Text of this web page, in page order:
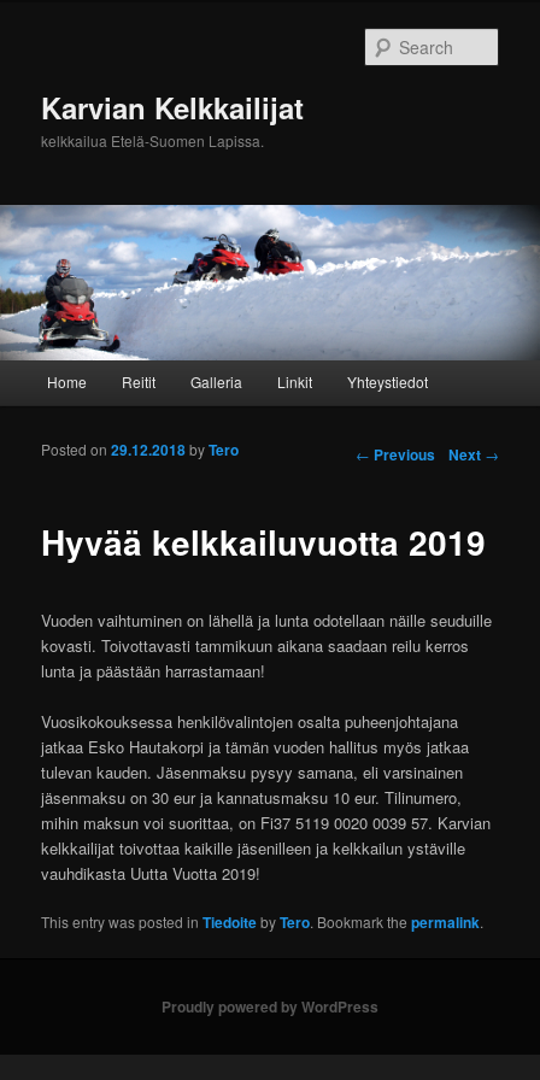
Karvian Kelkkailijat
kelkkailua Etelä-Suomen Lapissa.
Skip to primary content
Skip to secondary content
Home Reitit Galleria Linkit Yhteystiedot
Post navigation ← Previous Next →
Hyvää kelkkailuvuotta 2019
Posted on29.12.2018byTero
Vuoden vaihtuminen on lähellä ja lunta odotellaan näille seuduille
kovasti. Toivottavasti tammikuun aikana saadaan reilu kerros
lunta ja päästään harrastamaan!
Vuosikokouksessa henkilövalintojen osalta puheenjohtajana
jatkaa Esko Hautakorpi ja tämän vuoden hallitus myös jatkaa
tulevan kauden. Jäsenmaksu pysyy samana, eli varsinainen
jäsenmaksu on 30 eur ja kannatusmaksu 10 eur. Tilinumero,
mihin maksun voi suorittaa, on Fi37 5119 0020 0039 57. Karvian
kelkkailijat toivottaa kaikille jäsenilleen ja kelkkailun ystäville
vauhdikasta Uutta Vuotta 2019!
This entry was posted inTiedoitebyTero. Bookmark thepermalink.
Proudly powered by WordPress